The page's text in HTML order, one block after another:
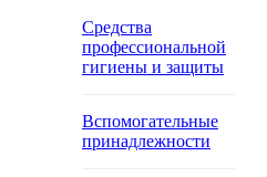
Средства
профессиональной
гигиены и защиты
Вспомогательные
принадлежности